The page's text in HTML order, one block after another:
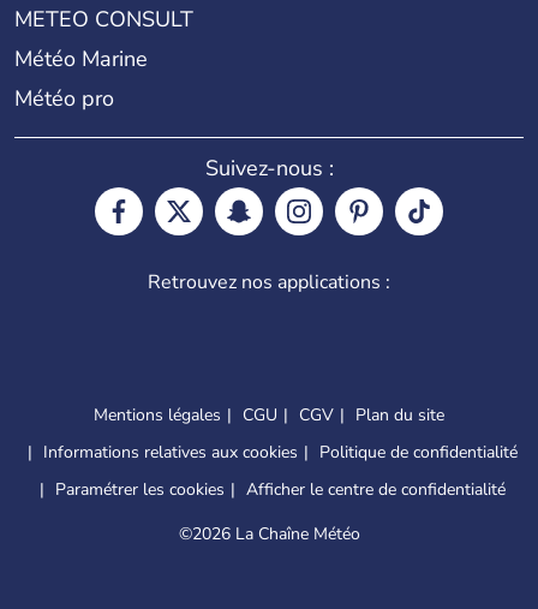
METEO CONSULT
Météo Marine
Météo pro
Suivez-nous :
Retrouvez nos applications :
Mentions légales CGU CGV
Plan du site
Informations relatives aux cookies
Politique de confidentialité
Paramétrer les cookies
Afficher le centre de confidentialité
©2026 La Chaîne Météo